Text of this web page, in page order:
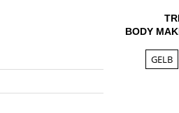
BODY
GELB